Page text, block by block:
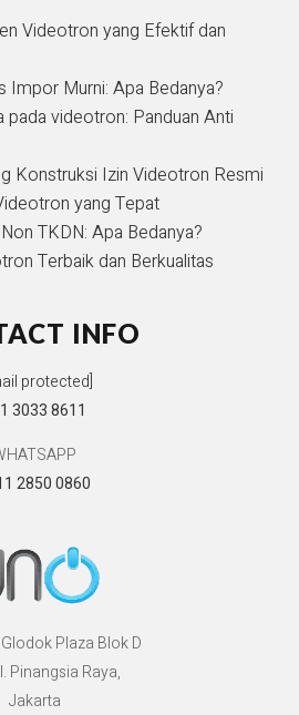
Videotron yang Efektif dan
Impor Murni: Apa Bedanya?
pada videotron: Panduan Anti
Konstruksi Izin Videotron Resmi
yang Tepat
TKDN: Apa Bedanya?
Terbaik dan Berkualitas
INFO
protected]
3033 8611
2850 0860
Plaza Blok D
Pinangsia Raya,
Jakarta